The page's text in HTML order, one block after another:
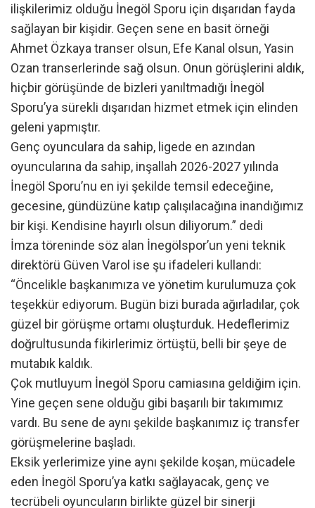
ilişkilerimiz olduğu İnegöl Sporu için dışarıdan fayda
sağlayan bir kişidir. Geçen sene en basit örneği
Ahmet Özkaya transer olsun, Efe Kanal olsun, Yasin
Ozan transerlerinde sağ olsun. Onun görüşlerini aldık,
hiçbir görüşünde de bizleri yanıltmadığı İnegöl
Sporu’ya sürekli dışarıdan hizmet etmek için elinden
geleni yapmıştır.
Genç oyunculara da sahip, ligede en azından
oyuncularına da sahip, inşallah 2026-2027 yılında
İnegöl Sporu’nu en iyi şekilde temsil edeceğine,
gecesine, gündüzüne katıp çalışılacağına inandığımız
bir kişi. Kendisine hayırlı olsun diliyorum.” dedi
İmza töreninde söz alan İnegölspor’un yeni teknik
direktörü Güven Varol ise şu ifadeleri kullandı:
“Öncelikle başkanımıza ve yönetim kurulumuza çok
teşekkür ediyorum. Bugün bizi burada ağırladılar, çok
güzel bir görüşme ortamı oluşturduk. Hedeflerimiz
doğrultusunda fikirlerimiz örtüştü, belli bir şeye de
mutabık kaldık.
Çok mutluyum İnegöl Sporu camiasına geldiğim için.
Yine geçen sene olduğu gibi başarılı bir takımımız
vardı. Bu sene de aynı şekilde başkanımız iç transfer
görüşmelerine başladı.
Eksik yerlerimize yine aynı şekilde koşan, mücadele
eden İnegöl Sporu’ya katkı sağlayacak, genç ve
tecrübeli oyuncuların birlikte güzel bir sinerji